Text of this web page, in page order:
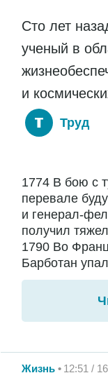
Сто лет
ученый в
и
Труд
1774 В бою с
перевале
и генерал-
получил
1790 Во
Барботан
Жизнь 12:51 /